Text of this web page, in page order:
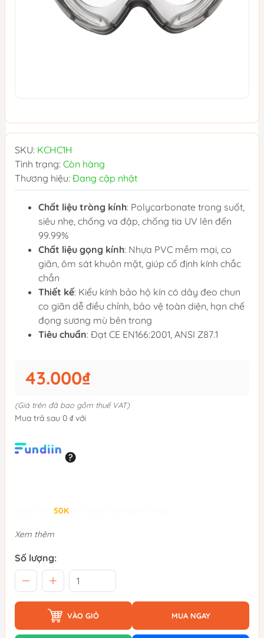
SKU: KCHC1H
Tình trạng: Còn hàng
Thương hiệu: Đang cập nhật
Chất liệu tròng kính: Polycarbonate trong suốt,
siêu nhẹ, chống va đập, chống tia UV lên đến
99.99%
Chất liệu gọng kính: Nhựa PVC mềm mại, co
giãn, ôm sát khuôn mặt, giúp cố định kính chắc
chắn
Thiết kế: Kiểu kính bảo hộ kín có dây đeo chun
co giãn dễ điều chỉnh, bảo vệ toàn diện, hạn chế
đọng sương mù bên trong
Tiêu chuẩn: Đạt CE EN166:2001, ANSI Z87.1
43.000₫
(Giá trên đã bao gồm thuế VAT)
Mua trả sau 0 ₫ với
50K
Xem thêm
Số lượng:
VÀO GIỎ MUA NGAY